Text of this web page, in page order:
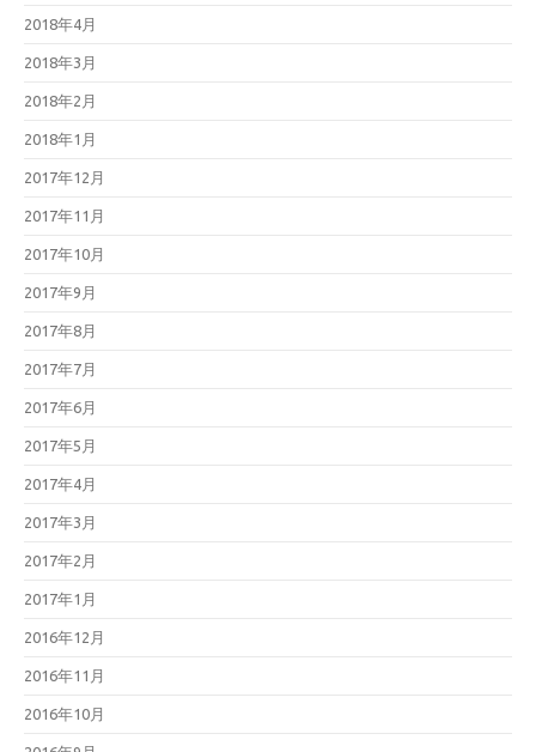
2018年4月
2018年3月
2018年2月
2018年1月
2017年12月
2017年11月
2017年10月
2017年9月
2017年8月
2017年7月
2017年6月
2017年5月
2017年4月
2017年3月
2017年2月
2017年1月
2016年12月
2016年11月
2016年10月